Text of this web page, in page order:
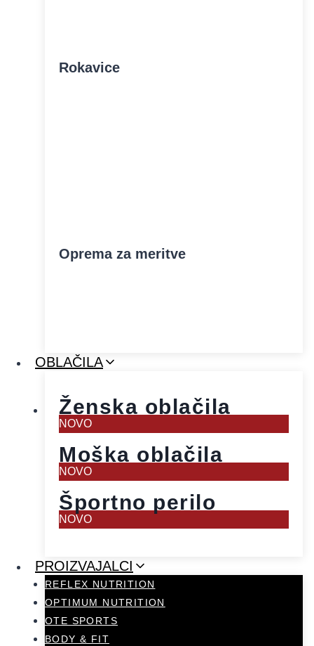
Rokavice
Oprema za meritve
OBLAČILA
Ženska oblačila
NOVO
Moška oblačila
NOVO
Športno perilo
NOVO
PROIZVAJALCI
REFLEX NUTRITION
OPTIMUM NUTRITION
OTE SPORTS
BODY & FIT